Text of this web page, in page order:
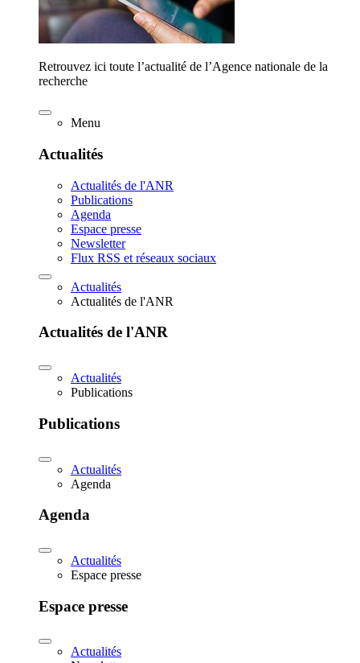
Retrouvez ici toute l’actualité de l’Agence nationale de la
recherche
Menu
Actualités
Actualités de l'ANR
Publications
Agenda
Espace presse
Newsletter
Flux RSS et réseaux sociaux
Actualités
Actualités de l'ANR
Actualités de l'ANR
Actualités
Publications
Publications
Actualités
Agenda
Agenda
Actualités
Espace presse
Espace presse
Actualités